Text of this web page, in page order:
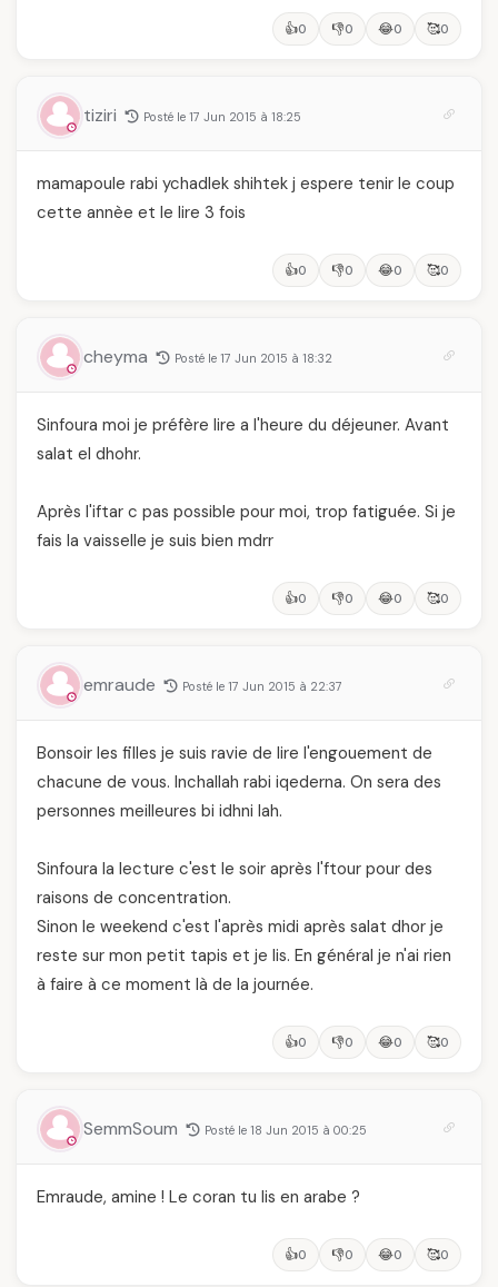
👍0 👎0 😂0 🥰0
tiziri Posté le 17 Jun 2015 à 18:25
mamapoule rabi ychadlek shihtek j espere tenir le coup
cette annèe et le lire 3 fois
👍0 👎0 😂0 🥰0
cheyma Posté le 17 Jun 2015 à 18:32
Sinfoura moi je préfère lire a l'heure du déjeuner. Avant
salat el dhohr.
Après l'iftar c pas possible pour moi, trop fatiguée. Si je
fais la vaisselle je suis bien mdrr
👍0 👎0 😂0 🥰0
emraude Posté le 17 Jun 2015 à 22:37
Bonsoir les filles je suis ravie de lire l'engouement de
chacune de vous. Inchallah rabi iqederna. On sera des
personnes meilleures bi idhni lah.
Sinfoura la lecture c'est le soir après l'ftour pour des
raisons de concentration.
Sinon le weekend c'est l'après midi après salat dhor je
reste sur mon petit tapis et je lis. En général je n'ai rien
à faire à ce moment là de la journée.
👍0 👎0 😂0 🥰0
SemmSoum Posté le 18 Jun 2015 à 00:25
Emraude, amine ! Le coran tu lis en arabe ?
👍0 👎0 😂0 🥰0